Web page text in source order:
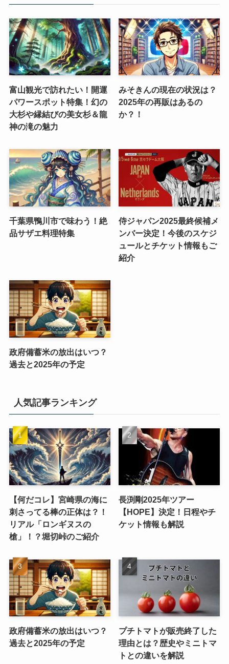
富山観光で訪れたい！開運
パワースポット特集！幻の
大杉や縁結びの美女杉＆龍
神の滝の魅力
みそきんの現在の状況は？
2025年の再販はあるの
か？！
千葉県鴨川市で味わう！絶
品サザエ料理特集
侍ジャパン2025最終候補メ
ンバー決定！今後のスケジ
ュールとチケット情報もご
紹介
政府備蓄米の放出はいつ？
過去と2025年の予定
人気記事ランキング
【何だコレ】宮崎県の海に
刺さってる棒の正体は？！
リアル「ロンギヌスの
槍」！？堀切峠のご紹介
長渕剛2025年ツアー
【HOPE】決定！日程やチ
ケット情報も解説
政府備蓄米の放出はいつ？
過去と2025年の予定
プチトマトが販売終了した
理由とは？歴史やミニトマ
トとの違いを解説